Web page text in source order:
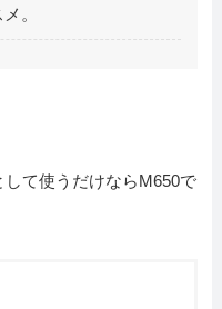
。
て使うだけならM650で